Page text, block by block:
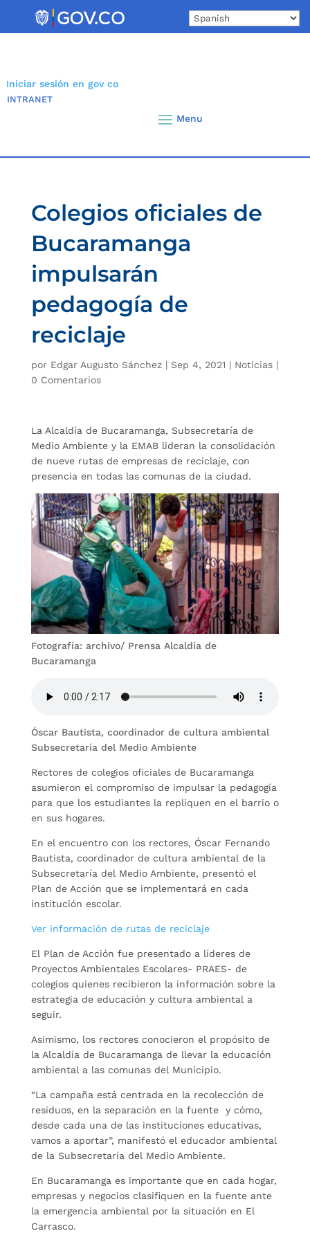
Iniciar sesión en gov co
INTRANET
Colegios oficiales de
Bucaramanga
impulsarán
pedagogía de
reciclaje
por Edgar Augusto Sánchez| Sep 4, 2021 | Noticias|
0 Comentarios
La Alcaldía de Bucaramanga, Subsecretaría de
Medio Ambiente y la EMAB lideran la consolidación
de nueve rutas de empresas de reciclaje, con
presencia en todas las comunas de la ciudad.
Fotografía: archivo/ Prensa Alcaldia de
Bucaramanga
Óscar Bautista, coordinador de cultura ambiental
Subsecretaría del Medio Ambiente
Rectores de colegios oficiales de Bucaramanga
asumieron el compromiso de impulsar la pedagogía
para que los estudiantes la repliquen en el barrio o
en sus hogares.
En el encuentro con los rectores, Óscar Fernando
Bautista, coordinador de cultura ambiental de la
Subsecretaría del Medio Ambiente, presentó el
Plan de Acción que se implementará en cada
institución escolar.
Ver información de rutas de reciclaje
El Plan de Acción fue presentado a líderes de
Proyectos Ambientales Escolares- PRAES- de
colegios quienes recibieron la información sobre la
estrategia de educación y cultura ambiental a
seguir.
Asimismo, los rectores conocieron el propósito de
la Alcaldía de Bucaramanga de llevar la educación
ambiental a las comunas del Municipio.
“La campaña está centrada en la recolección de
residuos, en la separación en la fuente y cómo,
desde cada una de las instituciones educativas,
vamos a aportar”, manifestó el educador ambiental
de la Subsecretaría del Medio Ambiente.
En Bucaramanga es importante que en cada hogar,
empresas y negocios clasifiquen en la fuente ante
la emergencia ambiental por la situación en El
Carrasco.